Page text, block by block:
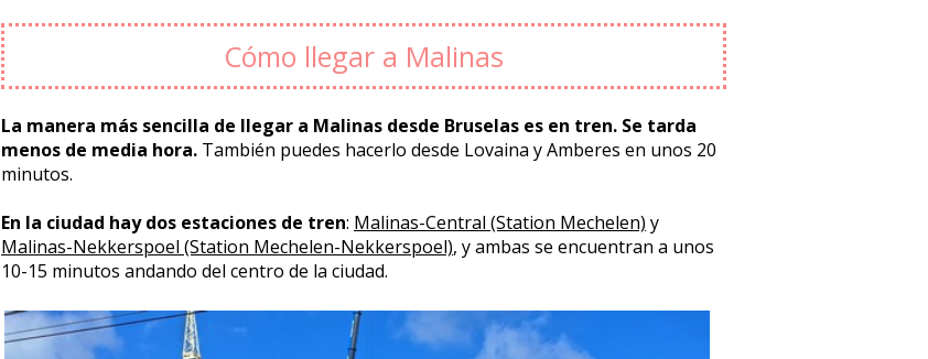
Cómo llegar a Malinas
La manera más sencilla de llegar a Malinas desde Bruselas es en tren. Se tarda
menos de media hora. También puedes hacerlo desde Lovaina y Amberes en unos 20
minutos.
En la ciudad hay dos estaciones de tren: Malinas-Central (Station Mechelen) y
Malinas-Nekkerspoel (Station Mechelen-Nekkerspoel), y ambas se encuentran a unos
10-15 minutos andando del centro de la ciudad.